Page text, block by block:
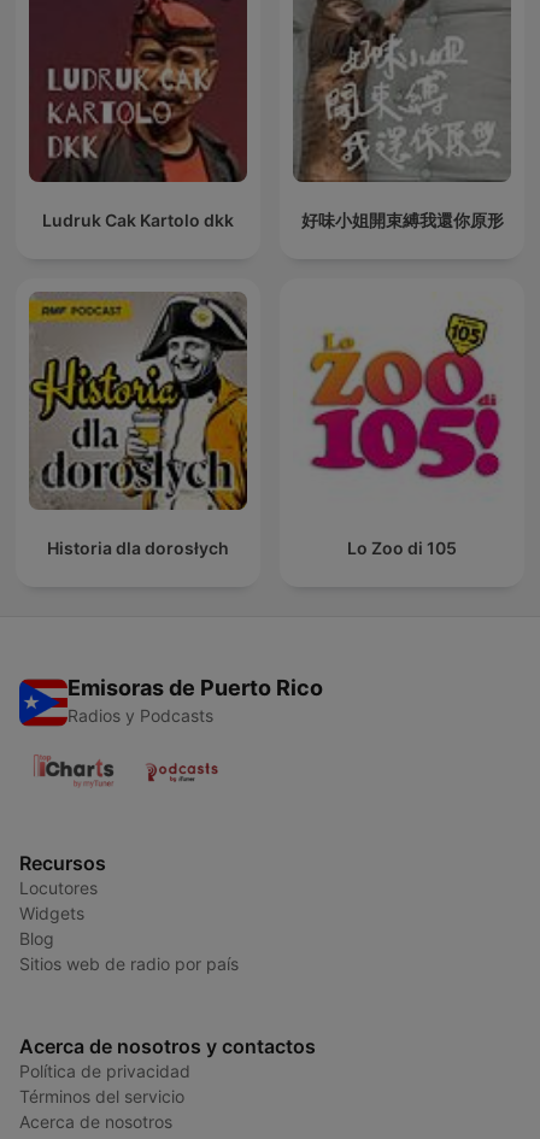
Ludruk Cak Kartolo dkk 好味小姐開束縛我還你原形
Historia dla dorosłych Lo Zoo di 105
Emisoras de Puerto Rico
Radios y Podcasts
Recursos
Locutores
Widgets
Blog
Sitios web de radio por país
Acerca de nosotros y contactos
Política de privacidad
Términos del servicio
Acerca de nosotros